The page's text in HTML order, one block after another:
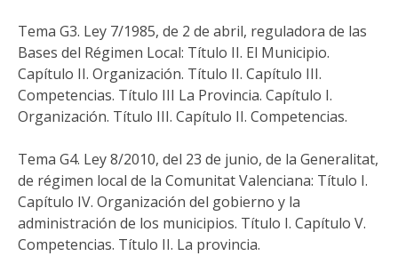
Tema G3. Ley 7/1985, de 2 de abril, reguladora de las
Bases del Régimen Local: Título II. El Municipio.
Capítulo II. Organización. Título II. Capítulo III.
Competencias. Título III La Provincia. Capítulo I.
Organización. Título III. Capítulo II. Competencias.
Tema G4. Ley 8/2010, del 23 de junio, de la Generalitat,
de régimen local de la Comunitat Valenciana: Título I.
Capítulo IV. Organización del gobierno y la
administración de los municipios. Título I. Capítulo V.
Competencias. Título II. La provincia.